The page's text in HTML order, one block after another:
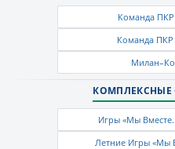
Команда
Команда
КОМПЛЕКСНЫЕ
Игры «Мы
Летние Игры «Мы